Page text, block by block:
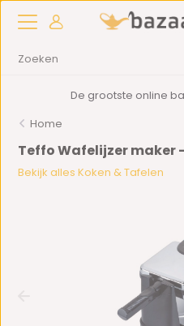
De grootste online
Home
Teffo Wafelijzer maker
Bekijk alles Koken & Tafelen